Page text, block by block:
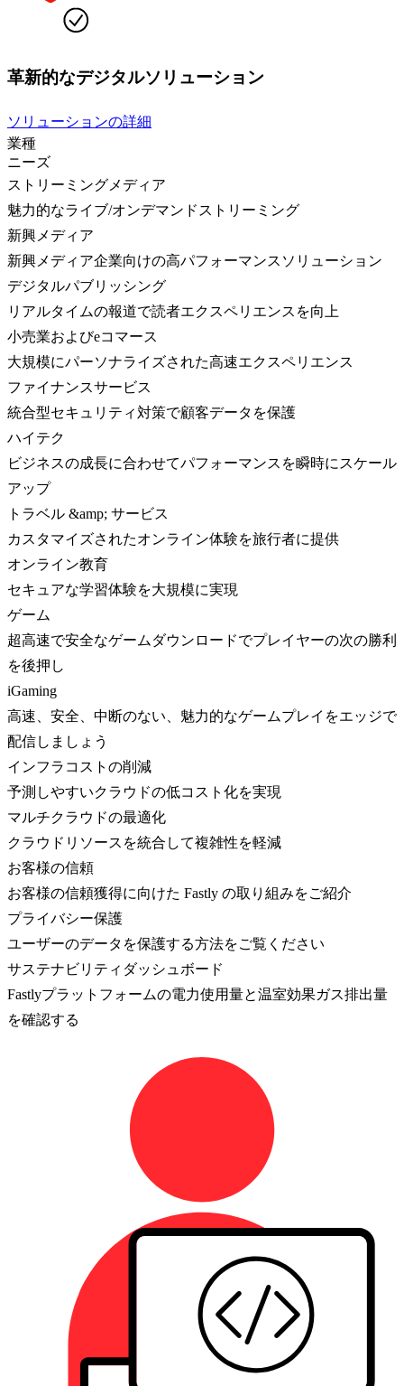
革新的なデジタルソリューション
ソリューションの詳細
業種
ニーズ
ストリーミングメディア
魅力的なライブ/オンデマンドストリーミング
新興メディア
新興メディア企業向けの高パフォーマンスソリューション
デジタルパブリッシング
リアルタイムの報道で読者エクスペリエンスを向上
小売業およびeコマース
大規模にパーソナライズされた高速エクスペリエンス
ファイナンスサービス
統合型セキュリティ対策で顧客データを保護
ハイテク
ビジネスの成長に合わせてパフォーマンスを瞬時にスケール
アップ
トラベル &amp; サービス
カスタマイズされたオンライン体験を旅行者に提供
オンライン教育
セキュアな学習体験を大規模に実現
ゲーム
超高速で安全なゲームダウンロードでプレイヤーの次の勝利
を後押し
iGaming
高速、安全、中断のない、魅力的なゲームプレイをエッジで
配信しましょう
インフラコストの削減
予測しやすいクラウドの低コスト化を実現
マルチクラウドの最適化
クラウドリソースを統合して複雑性を軽減
お客様の信頼
お客様の信頼獲得に向けた Fastly の取り組みをご紹介
プライバシー保護
ユーザーのデータを保護する方法をご覧ください
サステナビリティダッシュボード
Fastlyプラットフォームの電力使用量と温室効果ガス排出量
を確認する